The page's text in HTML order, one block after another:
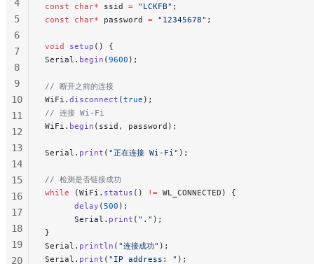
const char* ssid = "LCKFB" ;
const char* password = "12345678" ;
void setup () {
Serial. begin (9600 );
// 断开之前的连接
WiFi. disconnect (true );
// 连接 Wi-Fi
WiFi. begin (ssid, password);
Serial. print ( "正在连接 Wi-Fi" );
// 检测是否链接成功
while (WiFi. status () != WL_CONNECTED) {
      delay
(500 );
      Serial.
print ( "." );
}
Serial. println ( "连接成功" );
Serial. print ( "IP address: " );
4
5
6
7
8
9
10
11
12
13
14
15
16
17
18
19
20